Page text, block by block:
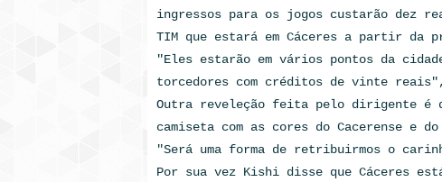
ingressos para os jogos custarão dez
TIM que estará em Cáceres a partir da
"Eles estarão em vários pontos da
torcedores com créditos de vinte
Outra reveleção feita pelo dirigente é
camiseta com as cores do Cacerense e do
"Será uma forma de retribuirmos o
Por sua vez Kishi disse que Cáceres